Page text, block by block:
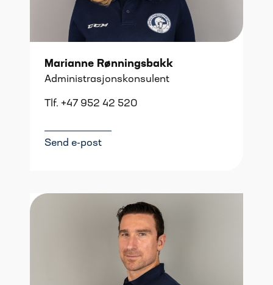
Marianne Rønningsbakk
Administrasjonskonsulent
Tlf. +47 952 42 520
Send e-post